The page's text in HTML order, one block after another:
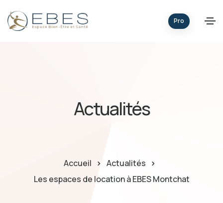
Pro
Actualités
Accueil
Actualités
Les espaces de location à EBES Montchat